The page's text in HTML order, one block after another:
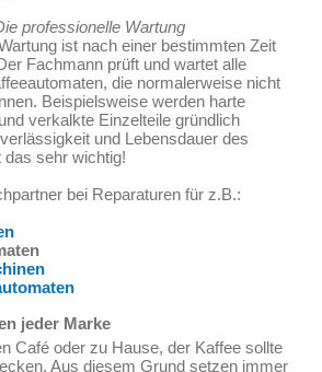
professionelle Wartung
ist nach einer bestimmten Zeit
Fachmann prüft und wartet alle
die normalerweise nicht
Beispielsweise werden harte
verkalkte Einzelteile gründlich
und Lebensdauer des
das sehr wichtig!
bei Reparaturen für z.B.:
jeder Marke
Café oder zu Hause, der Kaffee sollte
Aus diesem Grund setzen immer